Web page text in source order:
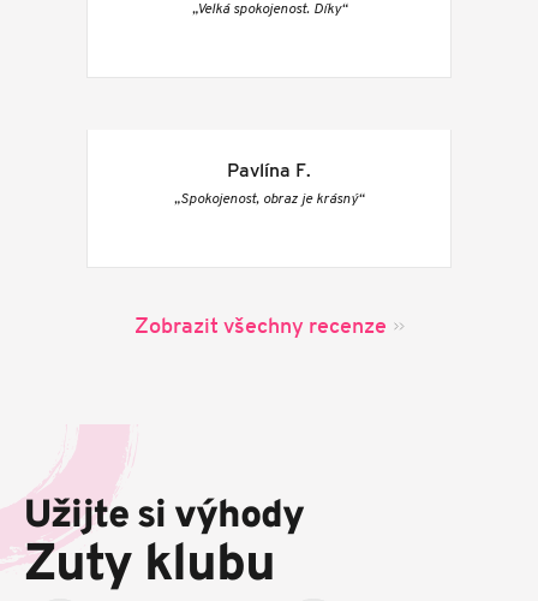
„Velká spokojenost. Díky“
Pavlína F.
„Spokojenost, obraz je krásný“
Zobrazit všechny recenze
a
í
Užijte si výhody
Zuty klubu